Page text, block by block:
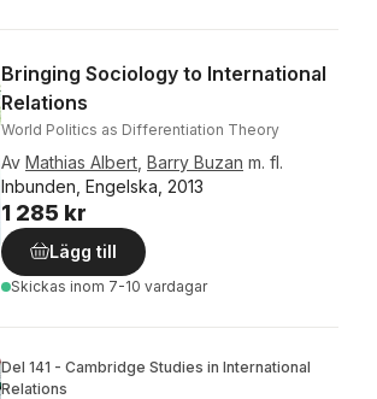
Bringing Sociology to International
Relations
World Politics as Differentiation Theory
Av Mathias Albert Barry Buzan m. fl.
Inbunden, Engelska, 2013
1 285 kr
Lägg till
Skickas inom 7-10 vardagar
Del 141 - Cambridge Studies in International
Relations